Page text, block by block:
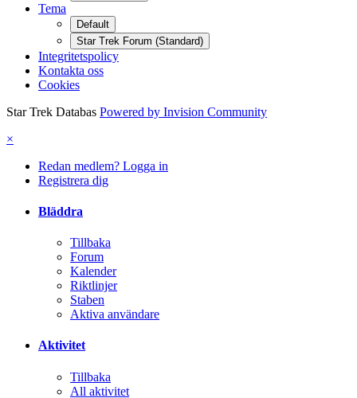
Tema
Default
Star Trek Forum (Standard)
Integritetspolicy
Kontakta oss
Cookies
Star Trek Databas Powered by Invision Community
×
Redan medlem? Logga in
Registrera dig
Bläddra
Tillbaka
Forum
Kalender
Riktlinjer
Staben
Aktiva användare
Aktivitet
Tillbaka
All aktivitet